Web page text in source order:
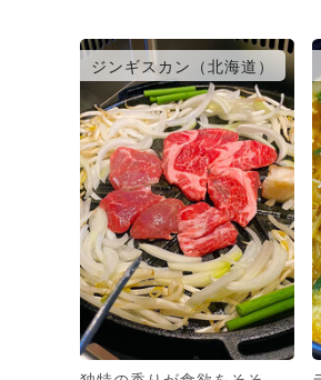
ジンギスカン（北海道）